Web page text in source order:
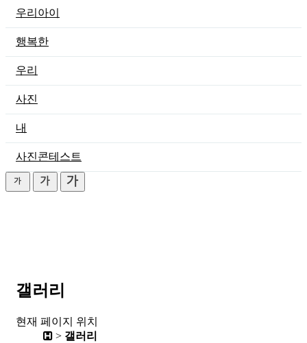
우리아이
행복한
우리
사진
내
사진콘테스트
갤러리
현재 페이지 위치
> 갤러리